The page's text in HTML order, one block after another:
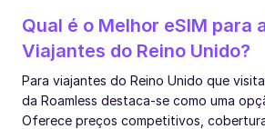
Qual é o Melhor eSIM para
Viajantes do Reino Unido?
Para viajantes do Reino Unido que
da Roamless destaca-se como uma
Oferece preços competitivos,